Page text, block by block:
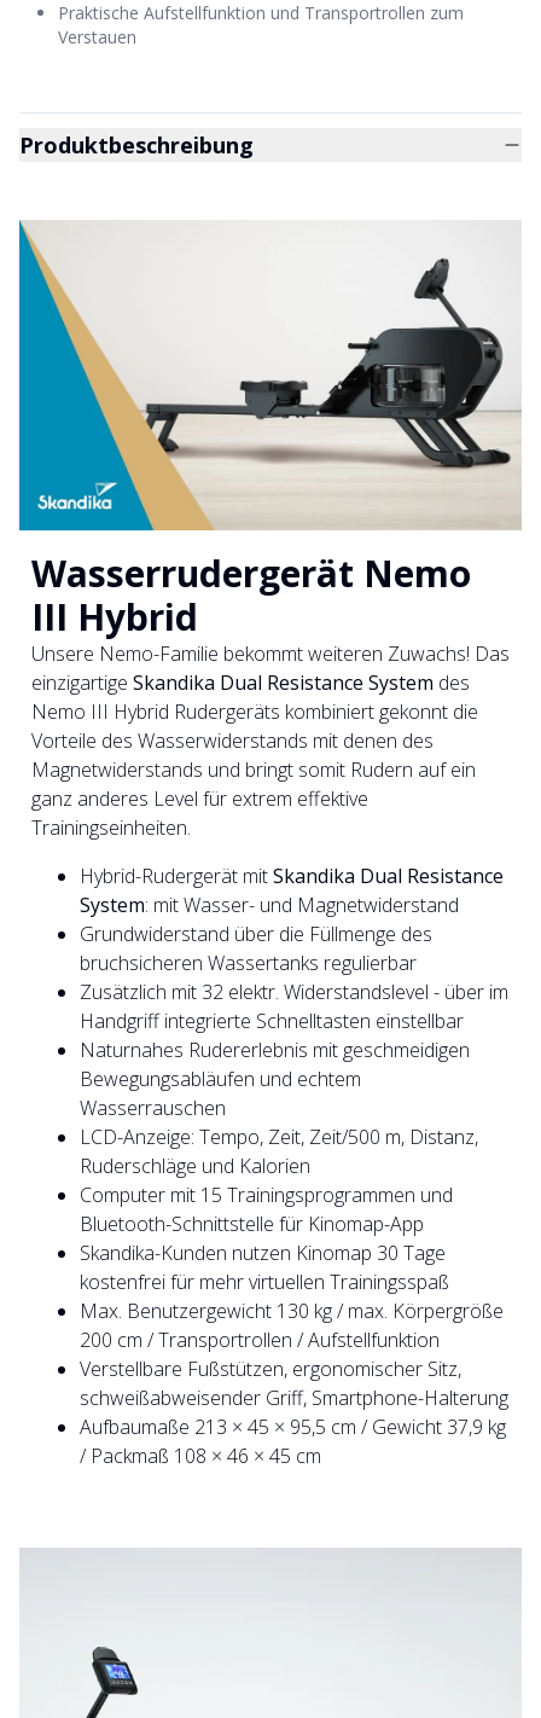
Praktische Aufstellfunktion und Transportrollen zum
Verstauen
Produktbeschreibung
Wasserrudergerät Nemo
III Hybrid
Unsere Nemo-Familie bekommt weiteren Zuwachs! Das
einzigartige Skandika Dual Resistance System des
Nemo III Hybrid Rudergeräts kombiniert gekonnt die
Vorteile des Wasserwiderstands mit denen des
Magnetwiderstands und bringt somit Rudern auf ein
ganz anderes Level für extrem effektive
Trainingseinheiten.
Hybrid-Rudergerät mitSkandika Dual Resistance
System: mit Wasser- und Magnetwiderstand
Grundwiderstand über die Füllmenge des
bruchsicheren Wassertanks regulierbar
Zusätzlich mit 32 elektr. Widerstandslevel - über im
Handgriff integrierte Schnelltasten einstellbar
Naturnahes Rudererlebnis mit geschmeidigen
Bewegungsabläufen und echtem
Wasserrauschen
LCD-Anzeige: Tempo, Zeit, Zeit/500 m, Distanz,
Ruderschläge und Kalorien
Computer mit 15 Trainingsprogrammen und
Bluetooth-Schnittstelle für Kinomap-App
Skandika-Kunden nutzen Kinomap 30 Tage
kostenfrei für mehr virtuellen Trainingsspaß
Max. Benutzergewicht 130 kg / max. Körpergröße
200 cm / Transportrollen / Aufstellfunktion
Verstellbare Fußstützen, ergonomischer Sitz,
schweißabweisender Griff, Smartphone-Halterung
Aufbaumaße 213 × 45 × 95,5 cm / Gewicht 37,9 kg
/ Packmaß 108 × 46 × 45 cm